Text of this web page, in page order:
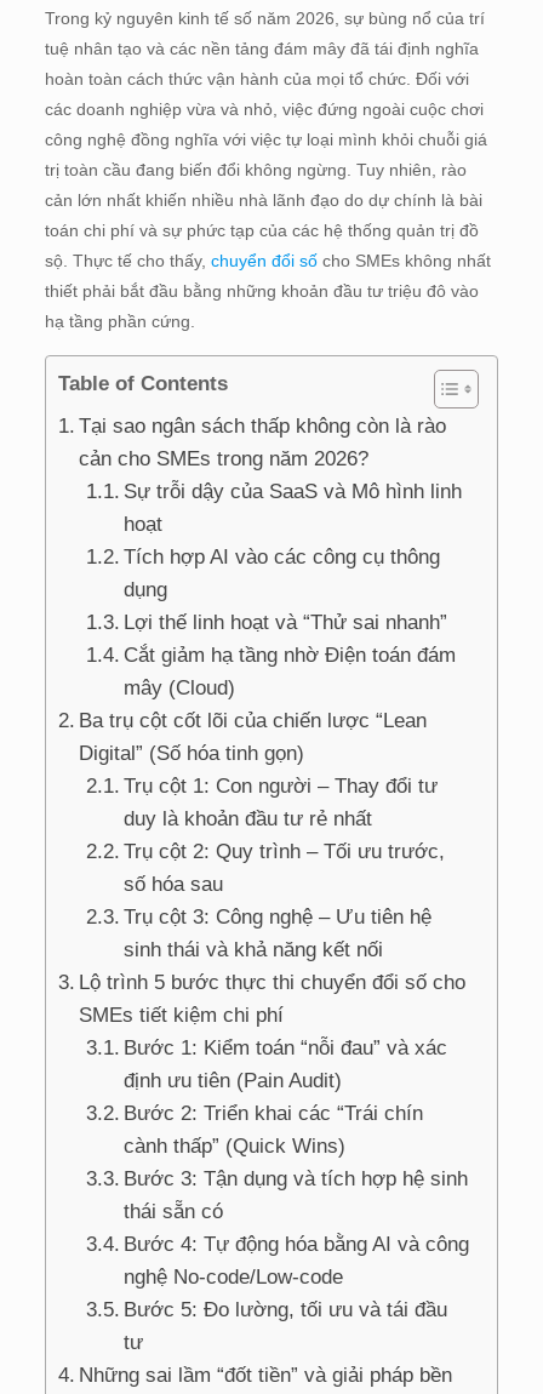
Trong kỷ nguyên kinh tế số năm 2026, sự bùng nổ của trí
tuệ nhân tạo và các nền tảng đám mây đã tái định nghĩa
hoàn toàn cách thức vận hành của mọi tổ chức. Đối với
các doanh nghiệp vừa và nhỏ, việc đứng ngoài cuộc chơi
công nghệ đồng nghĩa với việc tự loại mình khỏi chuỗi giá
trị toàn cầu đang biến đổi không ngừng. Tuy nhiên, rào
cản lớn nhất khiến nhiều nhà lãnh đạo do dự chính là bài
toán chi phí và sự phức tạp của các hệ thống quản trị đồ
sộ. Thực tế cho thấy, chuyển đổi sốcho SMEs không nhất
thiết phải bắt đầu bằng những khoản đầu tư triệu đô vào
hạ tầng phần cứng.
Table of Contents
Tại sao ngân sách thấp không còn là rào
cản cho SMEs trong năm 2026?
Sự trỗi dậy của SaaS và Mô hình linh
hoạt
Tích hợp AI vào các công cụ thông
dụng
Lợi thế linh hoạt và “Thử sai nhanh”
Cắt giảm hạ tầng nhờ Điện toán đám
mây (Cloud)
Ba trụ cột cốt lõi của chiến lược “Lean
Digital” (Số hóa tinh gọn)
Trụ cột 1: Con người – Thay đổi tư
duy là khoản đầu tư rẻ nhất
Trụ cột 2: Quy trình – Tối ưu trước,
số hóa sau
Trụ cột 3: Công nghệ – Ưu tiên hệ
sinh thái và khả năng kết nối
Lộ trình 5 bước thực thi chuyển đổi số cho
SMEs tiết kiệm chi phí
Bước 1: Kiểm toán “nỗi đau” và xác
định ưu tiên (Pain Audit)
Bước 2: Triển khai các “Trái chín
cành thấp” (Quick Wins)
Bước 3: Tận dụng và tích hợp hệ sinh
thái sẵn có
Bước 4: Tự động hóa bằng AI và công
nghệ No-code/Low-code
Bước 5: Đo lường, tối ưu và tái đầu
tư
Những sai lầm “đốt tiền” và giải pháp bền